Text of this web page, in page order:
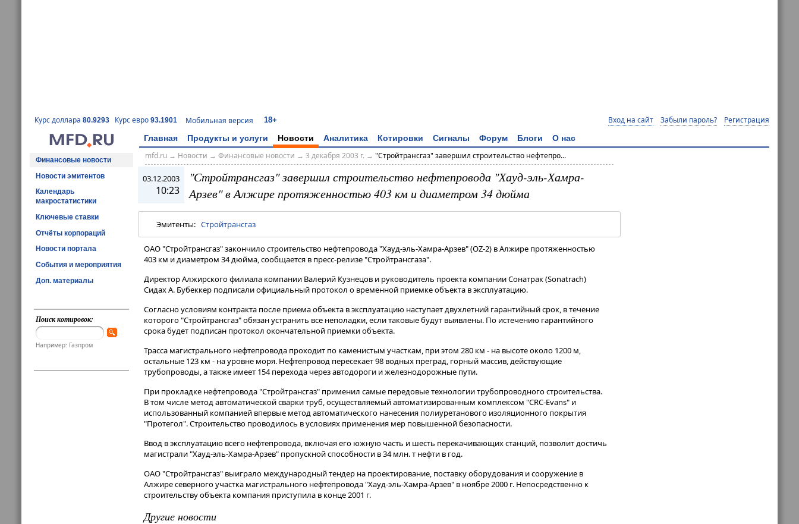
Курс доллара 80.9293 Курс евро 93.1901 Мобильная версия 18+ Вход на сайт Забыли пароль? Регистрация
Главная Продукты и услуги Новости Аналитика Котировки Сигналы Форум Блоги О нас
Финансовые новости
Новости эмитентов
Календарь
макростатистики
Ключевые ставки
Отчёты корпораций
Новости портала
События и мероприятия
Доп. материалы
Поиск котировок:
Например: Газпром
mfd.ru→ Новости → Финансовые новости → 3 декабря 2003 г. → "Стройтрансгаз" завершил строительство нефтепро...
03.12.2003
10:23
"Стройтрансгаз" завершил строительство нефтепровода "Хауд-эль-Хамра-
Арзев" в Алжире протяженностью 403 км и диаметром 34 дюйма
Эмитенты: Стройтрансгаз
ОАО "Стройтрансгаз" закончило строительство нефтепровода "Хауд-эль-Хамра-Арзев" (OZ-2) в Алжире протяженностью
403 км и диаметром 34 дюйма, сообщается в пресс-релизе "Стройтрансгаза".
Директор Алжирского филиала компании Валерий Кузнецов и руководитель проекта компании Сонатрак (Sonatrach)
Сидах А. Бубеккер подписали официальный протокол о временной приемке объекта в эксплуатацию.
Согласно условиям контракта после приема объекта в эксплуатацию наступает двухлетний гарантийный срок, в течение
которого "Стройтрансгаз" обязан устранить все неполадки, если таковые будут выявлены. По истечению гарантийного
срока будет подписан протокол окончательной приемки объекта.
Трасса магистрального нефтепровода проходит по каменистым участкам, при этом 280 км - на высоте около 1200 м,
остальные 123 км - на уровне моря. Нефтепровод пересекает 98 водных преград, горный массив, действующие
трубопроводы, а также имеет 154 перехода через автодороги и железнодорожные пути.
При прокладке нефтепровода "Стройтрансгаз" применил самые передовые технологии трубопроводного строительства.
В том числе метод автоматической сварки труб, осуществляемый автоматизированным комплексом "CRC-Evans" и
использованный компанией впервые метод автоматического нанесения полиуретанового изоляционного покрытия
"Протегол". Строительство проводилось в условиях применения мер повышенной безопасности.
Ввод в эксплуатацию всего нефтепровода, включая его южную часть и шесть перекачивающих станций, позволит достичь
магистрали "Хауд-эль-Хамра-Арзев" пропускной способности в 34 млн. т нефти в год.
ОАО "Стройтрансгаз" выиграло международный тендер на проектирование, поставку оборудования и сооружение в
Алжире северного участка магистрального нефтепровода "Хауд-эль-Хамра-Арзев" в ноябре 2000 г. Непосредственно к
строительству объекта компания приступила в конце 2001 г.
Другие новости